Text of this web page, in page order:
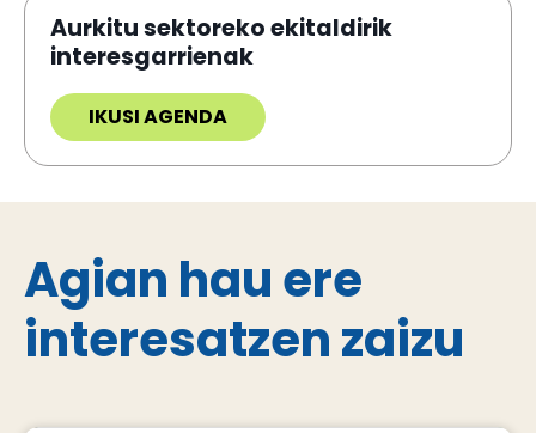
Aurkitu sektoreko ekitaldirik
interesgarrienak
IKUSI AGENDA
Agian hau ere
interesatzen zaizu